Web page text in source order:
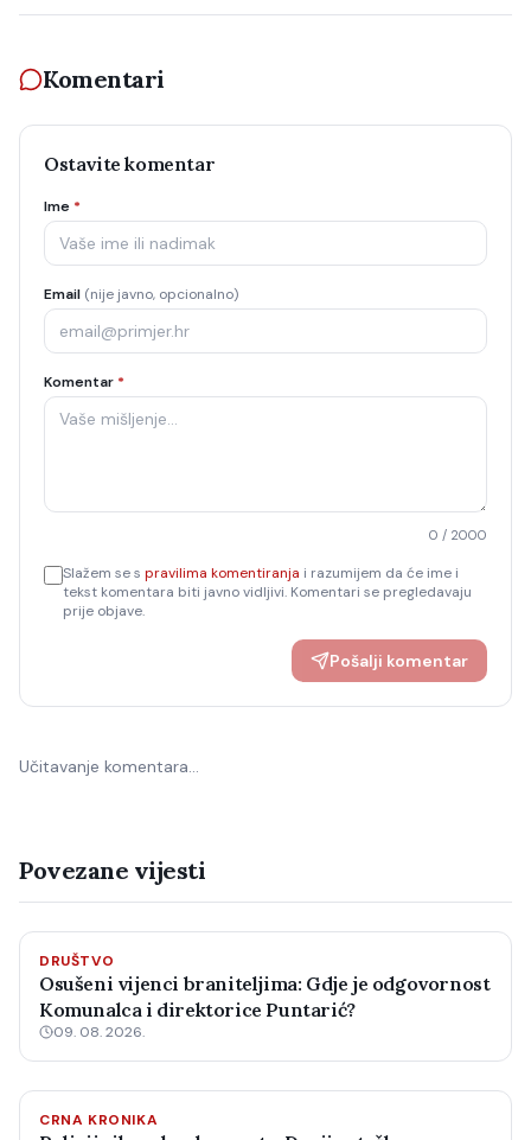
Komentari
Ostavite komentar
Ime *
Email (nije javno, opcionalno)
Komentar *
0 / 2000
Slažem se s pravilima komentiranja i razumijem da će ime i
tekst komentara biti javno vidljivi. Komentari se pregledavaju
prije objave.
Pošalji komentar
Učitavanje komentara…
Povezane vijesti
DRUŠTVO
Osušeni vijenci braniteljima: Gdje je odgovornost
Komunalca i direktorice Puntarić?
09. 08. 2026.
CRNA KRONIKA